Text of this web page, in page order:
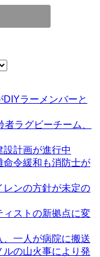
ラーメンバーと
ラグビーチーム、
計画が進行中
命令緩和も消防士が
レンの方針が未定の
ィストの新拠点に変
一人が病院に搬送
の山火事により発